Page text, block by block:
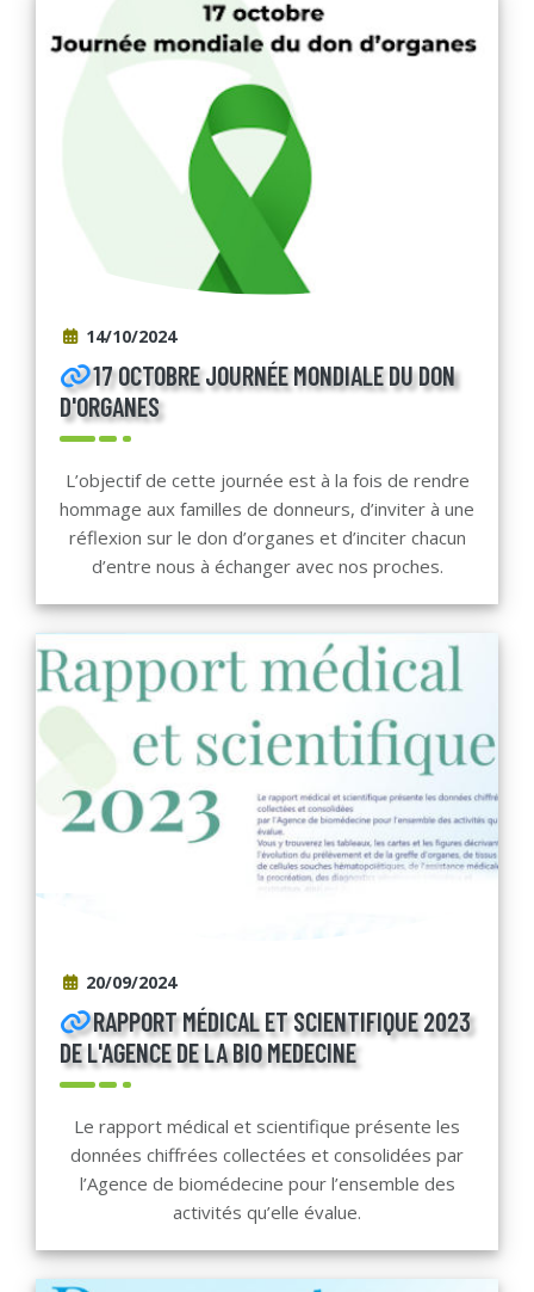
14/10/2024
17 OCTOBRE JOURNÉE MONDIALE DU DON
D'ORGANES
L’objectif de cette journée est à la fois de rendre
hommage aux familles de donneurs, d’inviter à une
réflexion sur le don d’organes et d’inciter chacun
d’entre nous à échanger avec nos proches.
20/09/2024
RAPPORT MÉDICAL ET SCIENTIFIQUE 2023
DE L'AGENCE DE LA BIO MEDECINE
Le rapport médical et scientifique présente les
données chiffrées collectées et consolidées par
l’Agence de biomédecine pour l’ensemble des
activités qu’elle évalue.